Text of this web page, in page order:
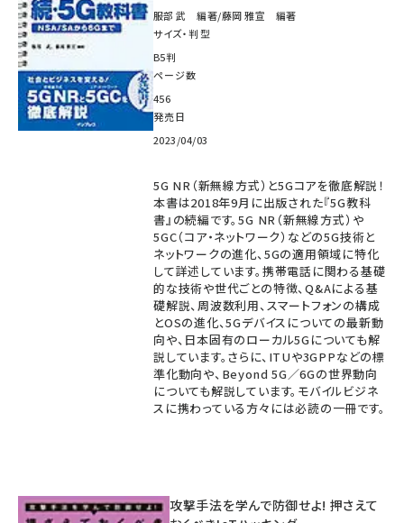
服部 武 編著/藤岡 雅宣 編著
サイズ・判型
B5判
ページ数
456
発売日
2023/04/03
5G NR（新無線方式）と5Gコアを徹底解説！
本書は2018年9月に出版された『5G教科
書』の続編です。5G NR（新無線方式）や
5GC（コア・ネットワーク）などの5G技術と
ネットワークの進化、5Gの適用領域に特化
して詳述しています。携帯電話に関わる基礎
的な技術や世代ごとの特徴、Q&Aによる基
礎解説、周波数利用、スマートフォンの構成
とOSの進化、5Gデバイスについての最新動
向や、日本固有のローカル5Gについても解
説しています。さらに、ITUや3GPPなどの標
準化動向や、Beyond 5G／6Gの世界動向
についても解説しています。モバイルビジネ
スに携わっている方々には必読の一冊です。
攻撃手法を学んで防御せよ! 押さえて